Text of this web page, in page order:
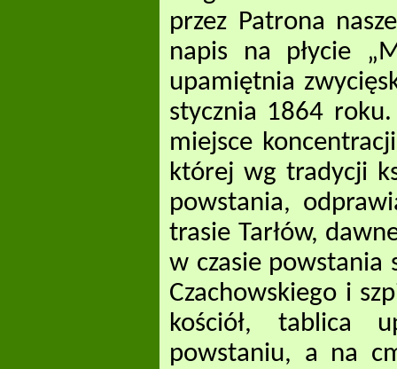
przez Patrona
napis na płycie
upamiętnia
stycznia 1864 roku.
miejsce
której wg tradycji
powstania,
trasie Tarłów,
w czasie powstania
Czachowskiego i
kościół, tablica
powstaniu, a na